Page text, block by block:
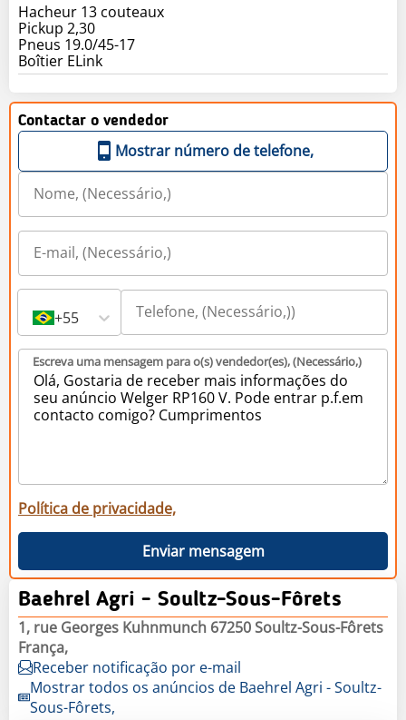
Hacheur 13 couteaux
Pickup 2,30
Pneus 19.0/45-17
Boîtier ELink
Contactar o vendedor
Mostrar número de telefone,
+55
Escreva uma mensagem para o(s) vendedor(es), (Necessário,)
Política de privacidade,
Enviar mensagem
Baehrel Agri - Soultz-Sous-Fôrets
1, rue Georges Kuhnmunch 67250 Soultz-Sous-Fôrets
França,
Receber notificação por e-mail
Mostrar todos os anúncios de Baehrel Agri - Soultz-
Sous-Fôrets,